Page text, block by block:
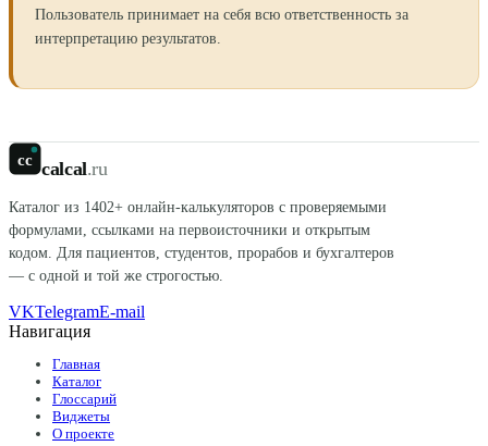
Пользователь принимает на себя всю ответственность за
интерпретацию результатов.
cc calcal.ru
Каталог из 1402+ онлайн-калькуляторов с проверяемыми
формулами, ссылками на первоисточники и открытым
кодом. Для пациентов, студентов, прорабов и бухгалтеров
— с одной и той же строгостью.
VKTelegramE-mail
Навигация
Главная
Каталог
Глоссарий
Виджеты
О проекте